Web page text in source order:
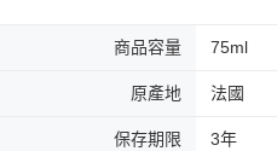
商品容量 75ml
原產地 法國
保存期限 3年